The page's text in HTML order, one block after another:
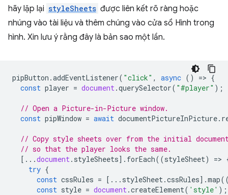
hãy lặp lại styleSheets được liên kết rõ ràng hoặc
nhúng vào tài liệu và thêm chúng vào cửa sổ Hình trong
hình. Xin lưu ý rằng đây là bản sao một lần.
pipButton .addEventListener( "click" , async () => {
const player = document .querySelector( "#player" );
// Open a Picture-in-Picture window.
const pipWindow = await documentPictureInPicture.
// Copy style sheets over from the initial
// so that the player looks the same.
[...document . styleSheets]. forEach((styleSheet) =>
try {
const cssRules = [... styleSheet .cssRules].map
const style = document .createElement( 'style' );